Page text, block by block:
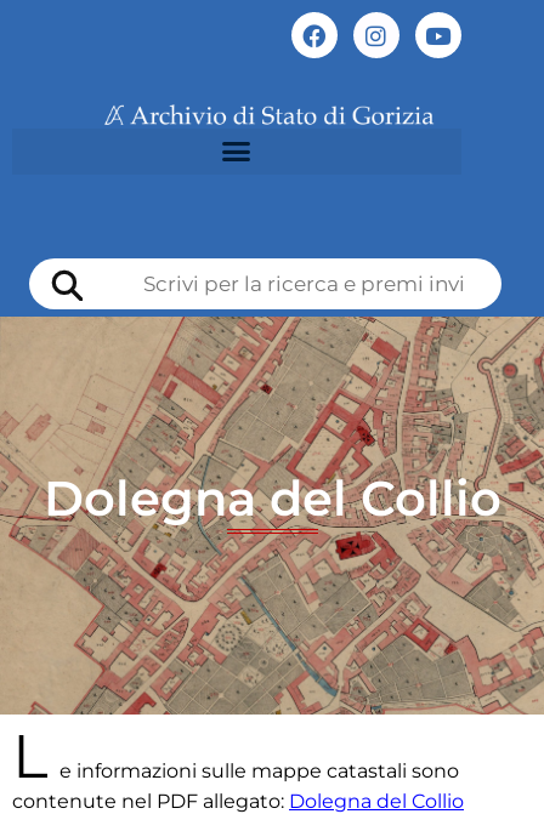
Dolegna del Collio
L e informazioni sulle mappe catastali sono
contenute nel PDF allegato: Dolegna del Collio